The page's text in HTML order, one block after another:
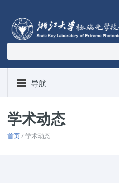
导航
学术动态
首页/ 学术动态